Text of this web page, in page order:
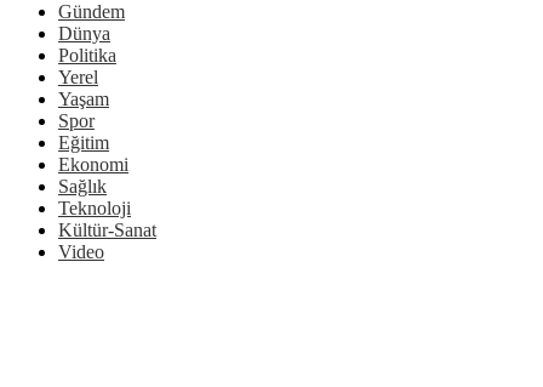
Gündem
Dünya
Politika
Yerel
Yaşam
Spor
Eğitim
Ekonomi
Sağlık
Teknoloji
Kültür-Sanat
Video